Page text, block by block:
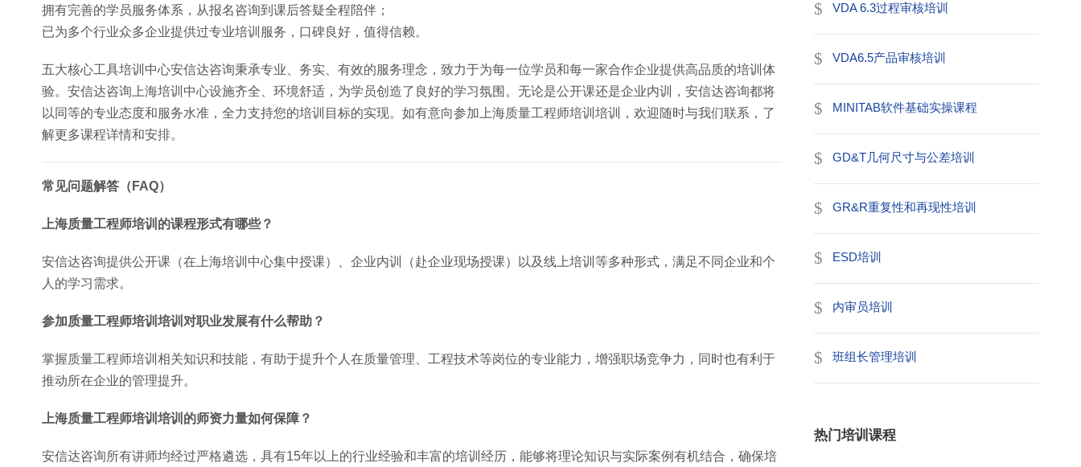
拥有完善的学员服务体系，从报名咨询到课后答疑全程陪伴；
已为多个行业众多企业提供过专业培训服务，口碑良好，值得信赖。
五大核心工具培训中心安信达咨询秉承专业、务实、有效的服务理念，致力于为每一位学员和每一家合作企业提供高品质的培训体
验。安信达咨询上海培训中心设施齐全、环境舒适，为学员创造了良好的学习氛围。无论是公开课还是企业内训，安信达咨询都将
以同等的专业态度和服务水准，全力支持您的培训目标的实现。如有意向参加上海质量工程师培训培训，欢迎随时与我们联系，了
解更多课程详情和安排。
常见问题解答（FAQ）
上海质量工程师培训的课程形式有哪些？
安信达咨询提供公开课（在上海培训中心集中授课）、企业内训（赴企业现场授课）以及线上培训等多种形式，满足不同企业和个
人的学习需求。
参加质量工程师培训培训对职业发展有什么帮助？
掌握质量工程师培训相关知识和技能，有助于提升个人在质量管理、工程技术等岗位的专业能力，增强职场竞争力，同时也有利于
推动所在企业的管理提升。
上海质量工程师培训培训的师资力量如何保障？
安信达咨询所有讲师均经过严格遴选，具有15年以上的行业经验和丰富的培训经历，能够将理论知识与实际案例有机结合，确保培
VDA 6.3过程审核培训
VDA6.5产品审核培训
MINITAB软件基础实操课程
GD&T几何尺寸与公差培训
GR&R重复性和再现性培训
ESD培训
内审员培训
班组长管理培训
热门培训课程